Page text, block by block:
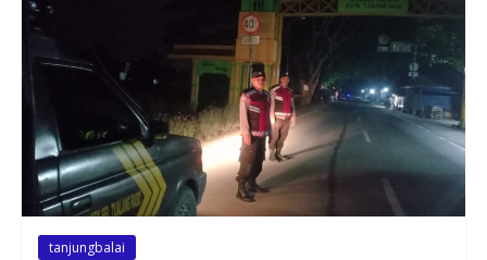
tanjungbalai